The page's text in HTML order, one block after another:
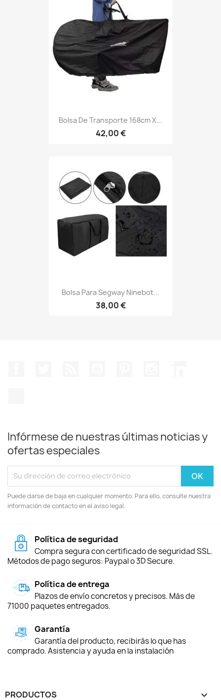
Bolsa De Transporte 168cm X...
42,00 €
Bolsa Para Segway Ninebot...
38,00 €
Infórmese de nuestras últimas noticias y
ofertas especiales
Puede darse de baja en cualquier momento. Para ello, consulte nuestra
información de contacto en el aviso legal.
Política de seguridad
Compra segura con certificado de seguridad SSL.
Métodos de pago seguros: Paypal o 3D Secure.
Política de entrega
Plazos de envío concretos y precisos. Más de
71000 paquetes entregados.
Garantía
Garantía del producto, recibirás lo que has
comprado. Asistencia y ayuda en la instalación
PRODUCTOS 